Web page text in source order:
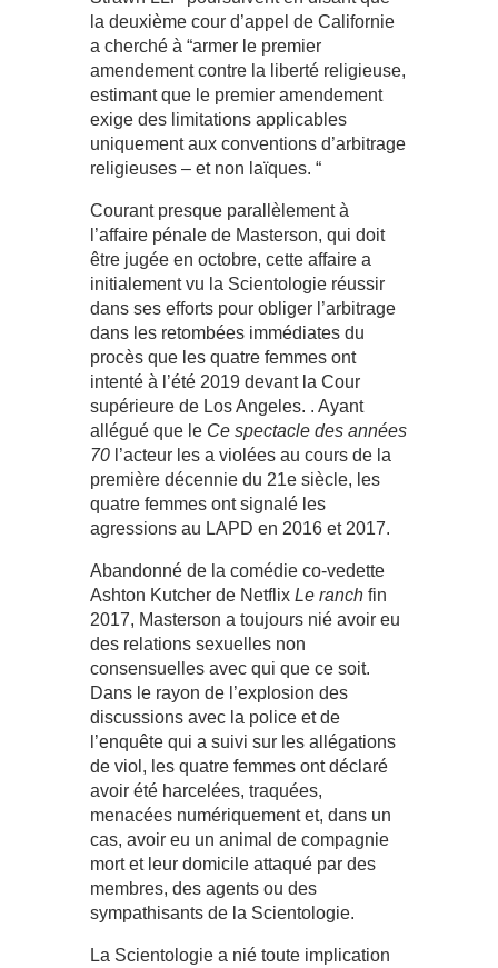
la deuxième cour d’appel de Californie
a cherché à “armer le premier
amendement contre la liberté religieuse,
estimant que le premier amendement
exige des limitations applicables
uniquement aux conventions d’arbitrage
religieuses – et non laïques. “
Courant presque parallèlement à
l’affaire pénale de Masterson, qui doit
être jugée en octobre, cette affaire a
initialement vu la Scientologie réussir
dans ses efforts pour obliger l’arbitrage
dans les retombées immédiates du
procès que les quatre femmes ont
intenté à l’été 2019 devant la Cour
supérieure de Los Angeles. . Ayant
allégué que le Ce spectacle des années
70l’acteur les a violées au cours de la
première décennie du 21e siècle, les
quatre femmes ont signalé les
agressions au LAPD en 2016 et 2017.
Abandonné de la comédie co-vedette
Ashton Kutcher de Netflix Le ranchfin
2017, Masterson a toujours nié avoir eu
des relations sexuelles non
consensuelles avec qui que ce soit.
Dans le rayon de l’explosion des
discussions avec la police et de
l’enquête qui a suivi sur les allégations
de viol, les quatre femmes ont déclaré
avoir été harcelées, traquées,
menacées numériquement et, dans un
cas, avoir eu un animal de compagnie
mort et leur domicile attaqué par des
membres, des agents ou des
sympathisants de la Scientologie.
La Scientologie a nié toute implication